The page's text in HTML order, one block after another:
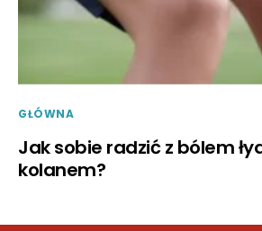
GŁÓWNA
Jak sobie radzić z bólem
kolanem?